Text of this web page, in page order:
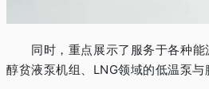
同时，重点展示了服务于各种能
醇贫液泵机组、 LNG领域的低温泵与